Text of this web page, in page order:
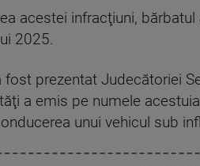
acestei infracţiuni,
2025.
fost prezentat Judecătoriei
a emis pe numele
unui vehicul sub